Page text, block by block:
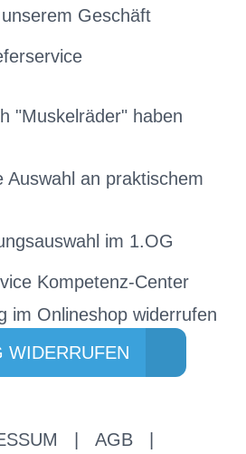
Geschäft
"Muskelräder" haben
Auswahl an praktischem
im 1.OG
Kompetenz-Center
im Onlineshop widerrufen
WIDERRUFEN
AGB